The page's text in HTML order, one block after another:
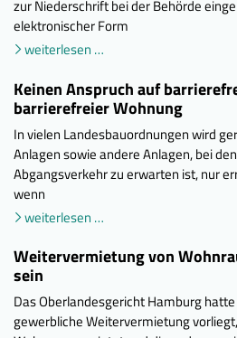
zur Niederschrift bei der Behörde
elektronischer Form
weiterlesen …
Keinen Anspruch auf
barrierefreier Wohnung
In vielen Landesbauordnungen wird
Anlagen sowie andere Anlagen, bei
Abgangsverkehr zu erwarten ist, nur
wenn
weiterlesen …
Weitervermietung von
sein
Das Oberlandesgericht Hamburg
gewerbliche Weitervermietung